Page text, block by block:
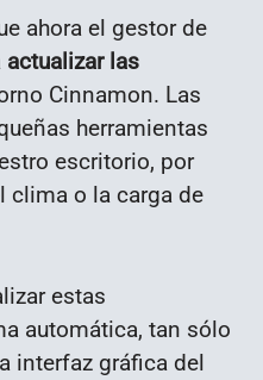
ahora el gestor de
actualizar las
Cinnamon. Las
herramientas
escritorio, por
clima o la carga de
estas
automática, tan sólo
interfaz gráfica del